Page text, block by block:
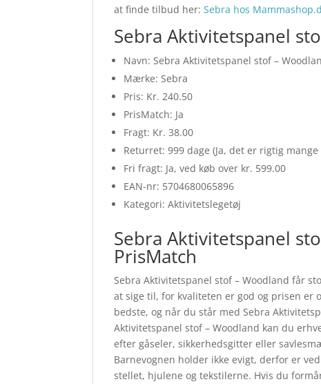
at finde tilbud her:Sebra hos
Sebra Aktivitetspanel
Navn: Sebra Aktivitetspanel stof –
Mærke: Sebra
Pris: Kr. 240.50
PrisMatch: Ja
Fragt: Kr. 38.00
Returret: 999 dage (Ja, det er rigtig mange
Fri fragt: Ja, ved køb over kr. 599.00
EAN-nr: 5704680065896
Kategori: Aktivitetslegetøj
Sebra Aktivitetspanel
PrisMatch
Sebra Aktivitetspanel stof – Woodland får
at sige til, for kvaliteten er god og prisen er
bedste, og når du står med Sebra
Aktivitetspanel stof – Woodland kan du
efter gåseler, sikkerhedsgitter eller
Barnevognen holder ikke evigt, derfor er
stellet, hjulene og tekstilerne. Hvis du